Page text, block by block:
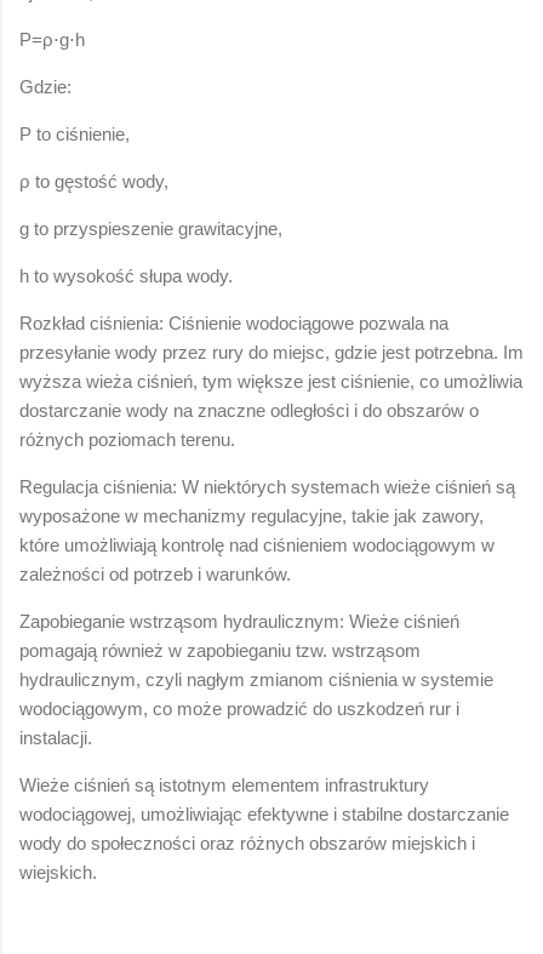
P=ρ⋅g⋅h
Gdzie:
P to ciśnienie,
ρ to gęstość wody,
g to przyspieszenie grawitacyjne,
h to wysokość słupa wody.
Rozkład ciśnienia: Ciśnienie wodociągowe pozwala na
przesyłanie wody przez rury do miejsc, gdzie jest potrzebna. Im
wyższa wieża ciśnień, tym większe jest ciśnienie, co umożliwia
dostarczanie wody na znaczne odległości i do obszarów o
różnych poziomach terenu.
Regulacja ciśnienia: W niektórych systemach wieże ciśnień są
wyposażone w mechanizmy regulacyjne, takie jak zawory,
które umożliwiają kontrolę nad ciśnieniem wodociągowym w
zależności od potrzeb i warunków.
Zapobieganie wstrząsom hydraulicznym: Wieże ciśnień
pomagają również w zapobieganiu tzw. wstrząsom
hydraulicznym, czyli nagłym zmianom ciśnienia w systemie
wodociągowym, co może prowadzić do uszkodzeń rur i
instalacji.
Wieże ciśnień są istotnym elementem infrastruktury
wodociągowej, umożliwiając efektywne i stabilne dostarczanie
wody do społeczności oraz różnych obszarów miejskich i
wiejskich.